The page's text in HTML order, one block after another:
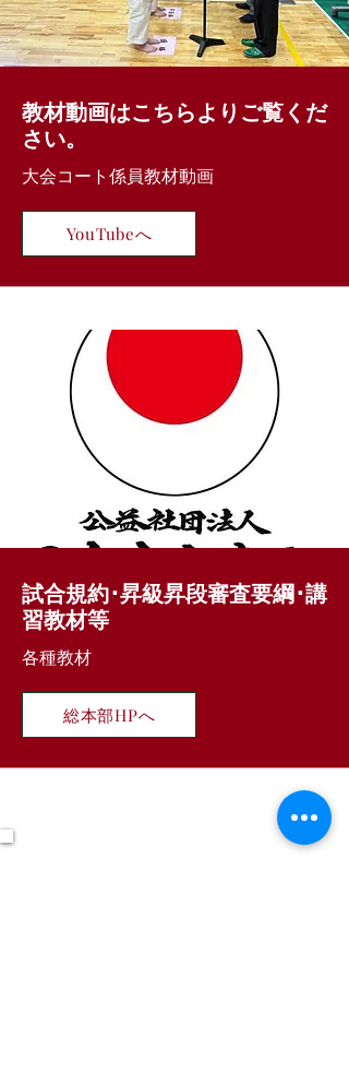
​教材動画はこちらよりご覧くだ
さい。
大会コート係員教材動画
YouTubeへ
試合規約･昇級昇段審査要綱･講
習教材等
各種教材
総本部HPへ